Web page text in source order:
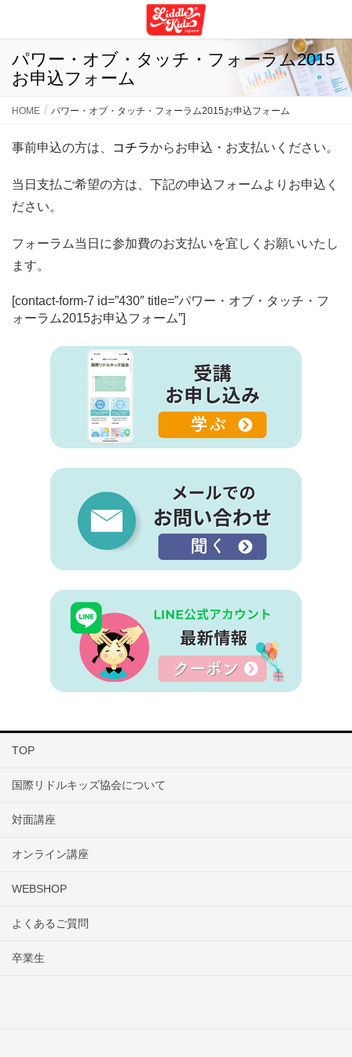
パワー・オブ・タッチ・フォーラム2015
お申込フォーム
HOME パワー・オブ・タッチ・フォーラム2015お申込フォーム
事前申込の方は、 コチラからお申込・お支払いください。
当日支払ご希望の方は、下記の申込フォームよりお申込く
ださい。
フォーラム当日に参加費のお支払いを宜しくお願いいたし
ます。
[contact-form-7 id=”430″ title=”パワー・オブ・タッチ・フ
ォーラム2015お申込フォーム”]
TOP
国際リドルキッズ協会について
対面講座
オンライン講座
WEBSHOP
よくあるご質問
卒業生